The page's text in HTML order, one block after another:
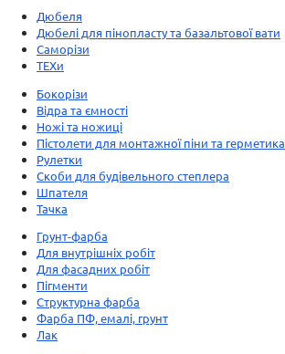
Дюбеля
Дюбелі для пінопласту та базальтової вати
Саморізи
ТЕХи
Бокорізи
Відра та ємності
Ножі та ножиці
Пістолети для монтажної піни та герметика
Рулетки
Скоби для будівельного степлера
Шпателя
Тачка
Грунт-фарба
Для внутрішніх робіт
Для фасадних робіт
Пігменти
Структурна фарба
Фарба ПФ, емалі, грунт
Лак